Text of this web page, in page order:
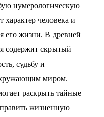
нумерологическую
человека и
его жизни. В древней
содержит скрытый
судьбу и
миром.
раскрыть тайные
жизненную